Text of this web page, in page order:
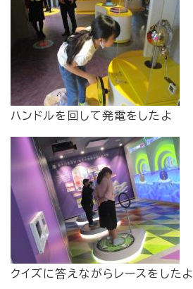
ハンドルを回して発電をしたよ
クイズに答えながらレースをしたよ